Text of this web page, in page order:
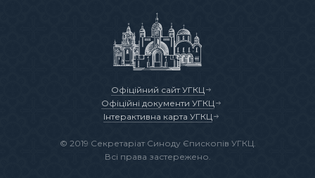
Офіційний сайт УГКЦ
Офіційні документи УГКЦ
Інтерактивна карта УГКЦ
© 2019 Секретаріат Синоду Єпископів УГКЦ.
Всі права застережено.